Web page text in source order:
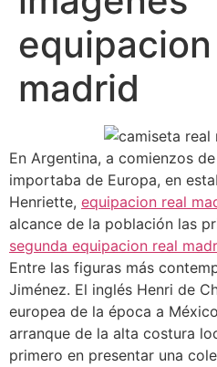
madrid
En Argentina, a comienzos
importaba de Europa, en
Henriette, equipacion real
alcance de la población las
segunda equipacion real
Entre las figuras más
Jiménez. El inglés Henri de
europea de la época a
arranque de la alta costura
primero en presentar una